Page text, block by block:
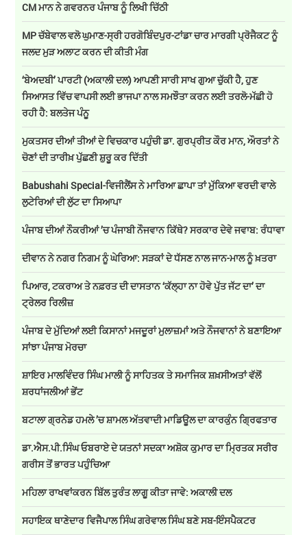
CM ਮਾਨ ਨੇ ਗਵਰਨਰ ਪੰਜਾਬ ਨੂੰ ਲਿਖੀ ਚਿੱਠੀ
MP ਚੱਬੇਵਾਲ ਵਲੋ ਘੁਮਾਣ-ਸ੍ਰੀ ਹਰਗੋਬਿੰਦਪੁਰ-ਟਾਂਡਾ ਚਾਰ ਮਾਰਗੀ ਪ੍ਰੋਜੈਕਟ ਨੂੰ
ਜਲਦ ਮੁੜ ਅਲਾਟ ਕਰਨ ਦੀ ਕੀਤੀ ਮੰਗ
‘ਬੇਅਦਬੀ’ ਪਾਰਟੀ (ਅਕਾਲੀ ਦਲ) ਆਪਣੀ ਸਾਰੀ ਸਾਖ ਗੁਆ ਚੁੱਕੀ ਹੈ, ਹੁਣ
ਸਿਆਸਤ ਵਿੱਚ ਵਾਪਸੀ ਲਈ ਭਾਜਪਾ ਨਾਲ ਸਮਝੌਤਾ ਕਰਨ ਲਈ ਤਰਲੋ-ਮੱਛੀ ਹੋ
ਰਹੀ ਹੈ: ਬਲਤੇਜ ਪੰਨੂ
ਮੁਕਤਸਰ ਦੀਆਂ ਤੀਆਂ ਦੇ ਵਿਚਕਾਰ ਪਹੁੰਚੀ ਡਾ. ਗੁਰਪ੍ਰੀਤ ਕੌਰ ਮਾਨ, ਔਰਤਾਂ ਨੇ
ਚੋਣਾਂ ਦੀ ਤਾਰੀਖ਼ ਪੁੱਛਣੀ ਸ਼ੁਰੂ ਕਰ ਦਿੱਤੀ
Babushahi Special-ਵਿਜੀਲੈਂਸ ਨੇ ਮਾਰਿਆ ਛਾਪਾ ਤਾਂ ਮੁੱਕਿਆ ਵਰਦੀ ਵਾਲੇ
ਲੁਟੇਰਿਆਂ ਦੀ ਲੁੱਟ ਦਾ ਸਿਆਪਾ
ਪੰਜਾਬ ਦੀਆਂ ਨੌਕਰੀਆਂ ’ਚ ਪੰਜਾਬੀ ਨੌਜਵਾਨ ਕਿੱਥੇ? ਸਰਕਾਰ ਦੇਵੇ ਜਵਾਬ: ਰੰਧਾਵਾ
ਦੀਵਾਨ ਨੇ ਨਗਰ ਨਿਗਮ ਨੂੰ ਘੇਰਿਆ: ਸੜਕਾਂ ਦੇ ਧੱਸਣ ਨਾਲ ਜਾਨ-ਮਾਲ ਨੂੰ ਖ਼ਤਰਾ
ਪਿਆਰ, ਟਕਰਾਅ ਤੇ ਨਫ਼ਰਤ ਦੀ ਦਾਸਤਾਨ ‘ਕੱਲ੍ਹਾ ਨਾ ਹੋਵੇ ਪੁੱਤ ਜੱਟ ਦਾ’ ਦਾ
ਟ੍ਰੇਲਰ ਰਿਲੀਜ਼
ਪੰਜਾਬ ਦੇ ਮੁੱਦਿਆਂ ਲਈ ਕਿਸਾਨਾਂ ਮਜਦੂਰਾਂ ਮੁਲਾਜ਼ਮਾਂ ਅਤੇ ਨੌਜਵਾਨਾਂ ਨੇ ਬਣਾਇਆ
ਸਾਂਝਾ ਪੰਜਾਬ ਮੋਰਚਾ
ਸ਼ਾਇਰ ਮਾਲਵਿੰਦਰ ਸਿੰਘ ਮਾਲੀ ਨੂੰ ਸਾਹਿਤਕ ਤੇ ਸਮਾਜਿਕ ਸ਼ਖ਼ਸੀਅਤਾਂ ਵੱਲੋਂ
ਸ਼ਰਧਾਂਜਲੀਆਂ ਭੇਂਟ
ਬਟਾਲਾ ਗ੍ਰਨੇਡ ਹਮਲੇ ’ਚ ਸ਼ਾਮਲ ਅੱਤਵਾਦੀ ਮਾਡਿਊਲ ਦਾ ਕਾਰਕੁੰਨ ਗ੍ਰਿਫਤਾਰ
ਡਾ.ਐਸ.ਪੀ.ਸਿੰਘ ਓਬਰਾਏ ਦੇ ਯਤਨਾਂ ਸਦਕਾ ਅਸ਼ੋਕ ਕੁਮਾਰ ਦਾ ਮ੍ਰਿਤਕ ਸਰੀਰ
ਗਰੀਸ ਤੋਂ ਭਾਰਤ ਪਹੁੰਚਿਆ
ਮਹਿਲਾ ਰਾਖਵਾਂਕਰਨ ਬਿੱਲ ਤੁਰੰਤ ਲਾਗੂ ਕੀਤਾ ਜਾਵੇ: ਅਕਾਲੀ ਦਲ
ਸਹਾਇਕ ਥਾਣੇਦਾਰ ਵਿਜੈਪਾਲ ਸਿੰਘ ਗਰੇਵਾਲ ਸਿੰਘ ਬਣੇ ਸਬ-ਇੰਸਪੈਕਟਰ